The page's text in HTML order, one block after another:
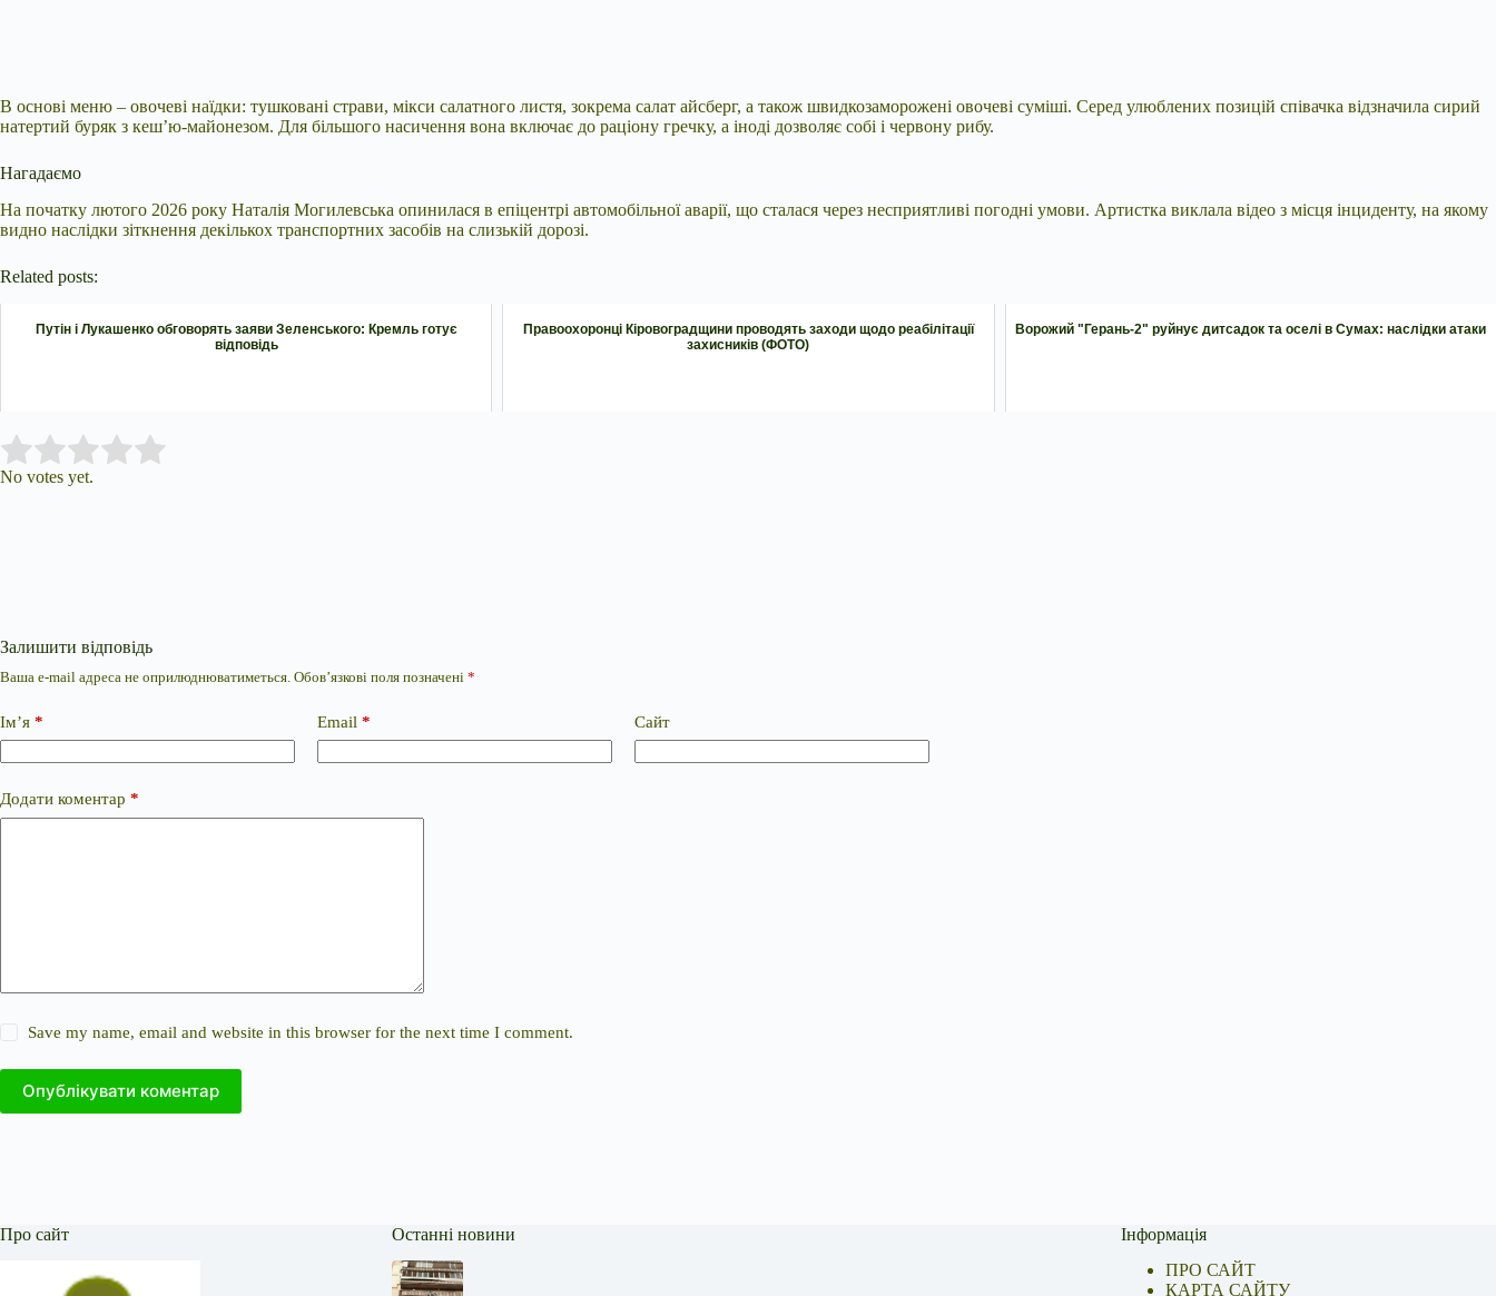
В основі меню – овочеві наїдки: тушковані страви, мікси салатного листя, зокрема салат айсберг, а також швидкозаморожені овочеві суміші. Серед улюблених позицій співачка відзначила сирий
натертий буряк з кеш’ю-майонезом. Для більшого насичення вона включає до раціону гречку, а іноді дозволяє собі і червону рибу.
Нагадаємо
На початку лютого 2026 року Наталія Могилевська опинилася в епіцентрі автомобільної аварії, що сталася через несприятливі погодні умови. Артистка виклала відео з місця інциденту, на якому
видно наслідки зіткнення декількох транспортних засобів на слизькій дорозі.
Related posts:
Путін і Лукашенко обговорять заяви Зеленського: Кремль готує
відповідь
Правоохоронці Кіровоградщини проводять заходи щодо реабілітації
захисників (ФОТО)
Ворожий "Герань-2" руйнує дитсадок та оселі в Сумах: наслідки атаки
Rate this item:
No votes yet.
Залишити відповідь
Ваша e-mail адреса не оприлюднюватиметься. Обов’язкові поля позначені *
Ім’я * Email * Сайт
Додати коментар *
Save my name, email and website in this browser for the next time I comment.
Опублікувати коментар
Про сайт Останні новини
Інформація
ПРО САЙТ
КАРТА САЙТУ